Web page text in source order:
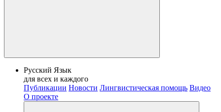
Русский Язык
для всех и каждого
Публикации Новости Лингвистическая помощь Видео
О проекте